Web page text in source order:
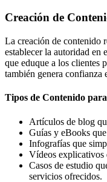
Creación de
La creación de contenido
establecer la autoridad en
que eduque a los clientes
también genera confianza
Tipos de Contenido
Artículos de blog
Guías y eBooks
Infografías que
Vídeos explicativos
Casos de estudio
servicios ofrecidos.